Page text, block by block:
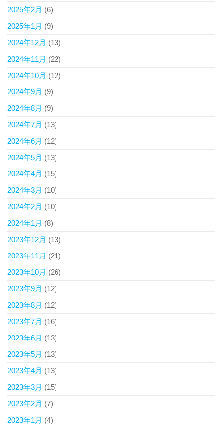
2025年2月 (6)
2025年1月 (9)
2024年12月 (13)
2024年11月 (22)
2024年10月 (12)
2024年9月 (9)
2024年8月 (9)
2024年7月 (13)
2024年6月 (12)
2024年5月 (13)
2024年4月 (15)
2024年3月 (10)
2024年2月 (10)
2024年1月 (8)
2023年12月 (13)
2023年11月 (21)
2023年10月 (26)
2023年9月 (12)
2023年8月 (12)
2023年7月 (16)
2023年6月 (13)
2023年5月 (13)
2023年4月 (13)
2023年3月 (15)
2023年2月 (7)
2023年1月 (4)